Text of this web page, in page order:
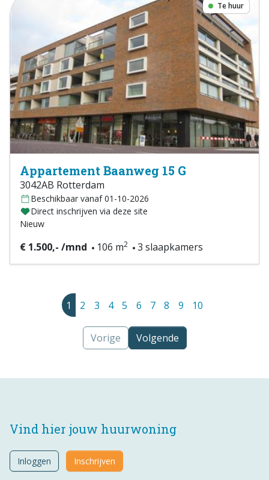
Te huur
Appartement Baanweg 15 G
3042AB Rotterdam
Beschikbaar vanaf 01-10-2026
Direct inschrijven via deze site
Nieuw
€ 1.500,- /mnd 106 m2 3 slaapkamers
1 2 3 4 5 6 7 8 9 10
Vorige Volgende
Vind hier jouw huurwoning
Inloggen Inschrijven